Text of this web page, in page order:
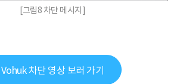
[그림8 차단 메시지]
Vohuk 차단 영상 보러 가기